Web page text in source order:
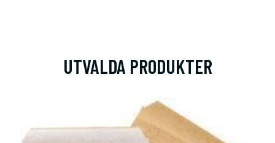
UTVALDA PRODUKTER